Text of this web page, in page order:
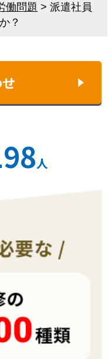
働問題 >派遣社員
？
人